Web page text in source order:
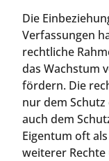
Die
Verfassungen
rechtliche
das Wachstum
fördern. Die
nur dem
auch dem
Eigentum oft
weiterer